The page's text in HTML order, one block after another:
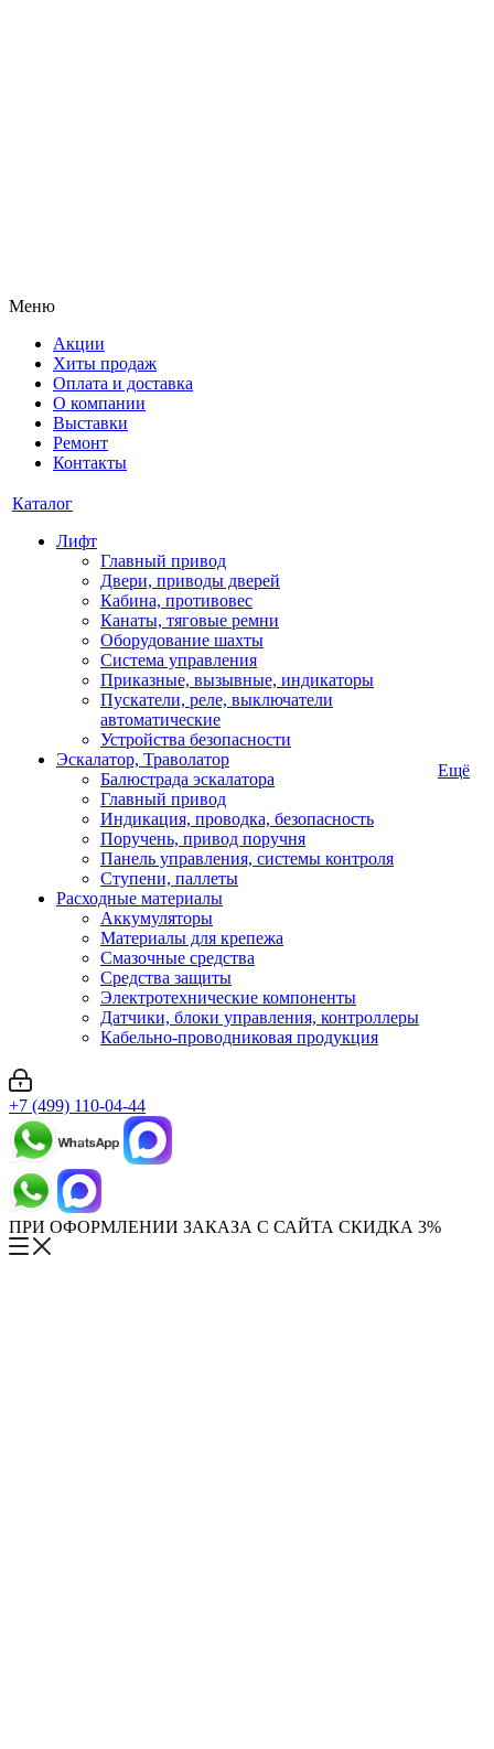
Меню
Акции
Хиты продаж
Оплата и доставка
О компании
Выставки
Ремонт
Контакты
Каталог
Лифт
Главный привод
Двери, приводы дверей
Кабина, противовес
Канаты, тяговые ремни
Оборудование шахты
Система управления
Приказные, вызывные, индикаторы
Пускатели, реле, выключатели
автоматические
Устройства безопасности
Эскалатор, Траволатор
Балюстрада эскалатора
Главный привод
Индикация, проводка, безопасность
Поручень, привод поручня
Панель управления, системы контроля
Ступени, паллеты
Расходные материалы
Аккумуляторы
Материалы для крепежа
Смазочные средства
Средства защиты
Электротехнические компоненты
Датчики, блоки управления, контроллеры
Кабельно-проводниковая продукция
Ещё
+7 (499) 110-04-44
ПРИ ОФОРМЛЕНИИ ЗАКАЗА С САЙТА СКИДКА 3%